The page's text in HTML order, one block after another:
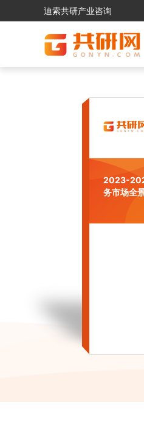
迪索共研产业咨询
2023-
务市场全